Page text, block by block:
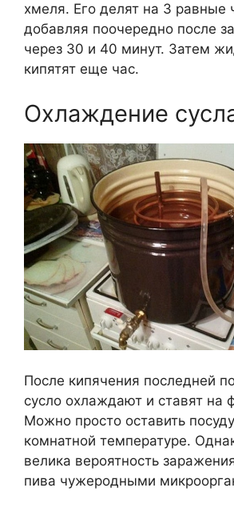
хмеля. Его делят на 3 равные
добавляя поочередно после
через 30 и 40 минут. Затем
кипятят еще час.
Охлаждение
После кипячения последней
сусло охлаждают и ставят на
Можно просто оставить
комнатной температуре.
велика вероятность
пива чужеродными